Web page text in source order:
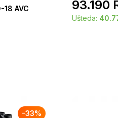
AVC
93.190
Ušteda:
-33%